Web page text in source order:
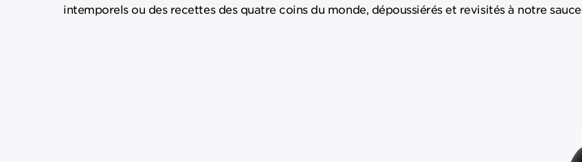
intemporels ou des recettes des quatre coins du monde, dépoussiérés et revisités à notre sauce.